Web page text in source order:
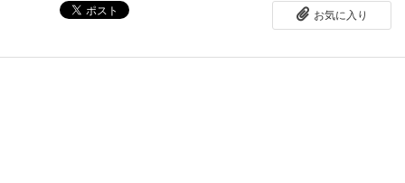
お気に入り